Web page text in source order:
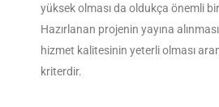
yüksek olması da oldukça önemli
Hazırlanan projenin yayına
hizmet kalitesinin yeterli olması
kriterdir.